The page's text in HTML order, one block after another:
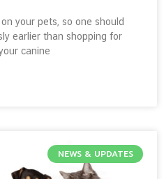
your pets, so one should
earlier than shopping for
canine
NEWS & UPDATES